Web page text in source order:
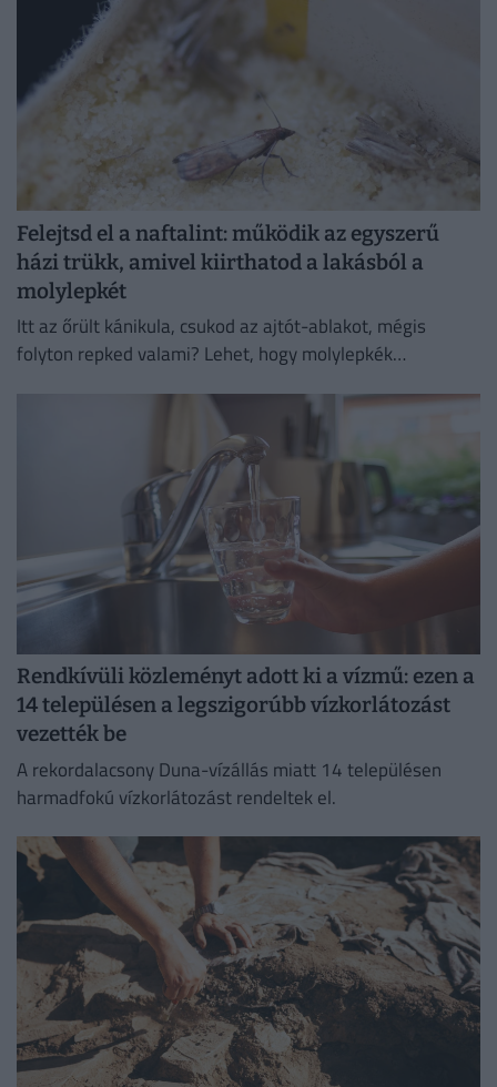
Felejtsd el a naftalint: működik az egyszerű
házi trükk, amivel kiirthatod a lakásból a
molylepkét
Itt az őrült kánikula, csukod az ajtót-ablakot, mégis
folyton repked valami? Lehet, hogy molylepkék
Rendkívüli közleményt adott ki a vízmű: ezen a
14 településen a legszigorúbb vízkorlátozást
vezették be
A rekordalacsony Duna-vízállás miatt 14 településen
harmadfokú vízkorlátozást rendeltek el.